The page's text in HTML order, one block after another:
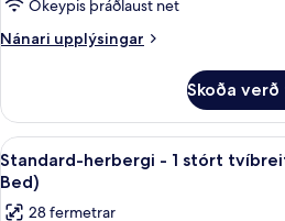
rúm
aðgengi
-
reykherbergi
Ókeypis þráðlaust net
Nánari upplýsingar
Nánari
-
einbreið
rúm
gott
Skoða
Skoða
allar
myndir
3
Standard-herbergi - 1 stórt
Bed)
28 fermetrar